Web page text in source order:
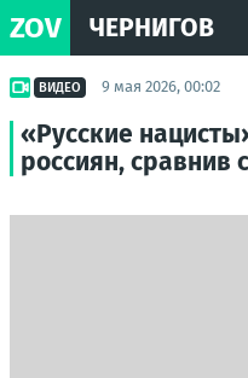
ZOV ЧЕРНИГОВ
ВИДЕО 9 мая 2026, 00:02
«Русские
россиян, сравнив